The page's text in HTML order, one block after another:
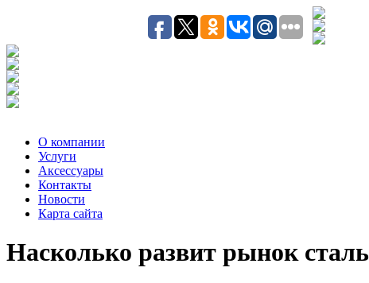
О компании
Услуги
Аксесcуары
Контакты
Новости
Карта сайта
Насколько развит рынок